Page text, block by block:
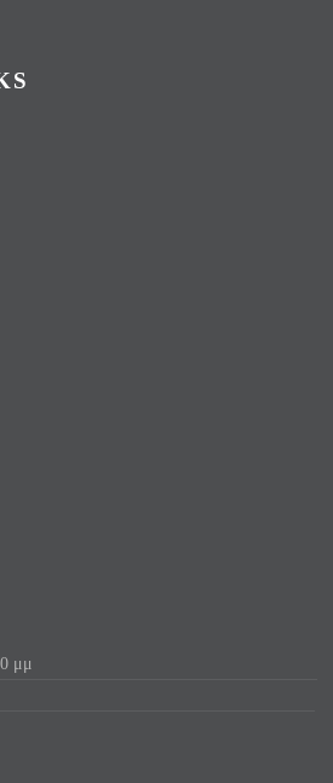
μμ